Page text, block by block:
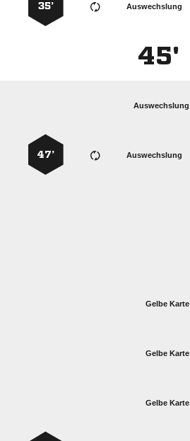
Auswechslung
35’
45'
Auswechslung
Auswechslung
47’
Gelbe Karte
Gelbe Karte
Gelbe Karte